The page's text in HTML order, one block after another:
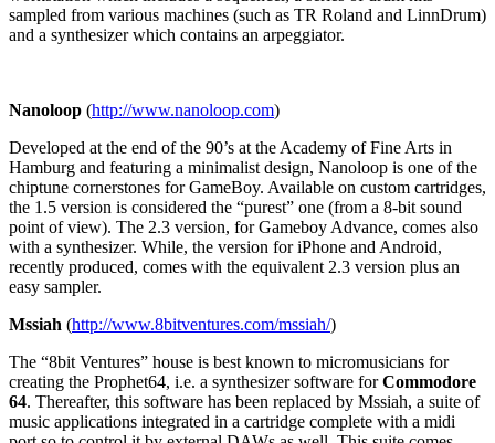
sampled from various machines (such as TR Roland and LinnDrum)
and a synthesizer which contains an arpeggiator.
Nanoloop (http://www.nanoloop.com)
Developed at the end of the 90’s at the Academy of Fine Arts in
Hamburg and featuring a minimalist design, Nanoloop is one of the
chiptune cornerstones for GameBoy. Available on custom cartridges,
the 1.5 version is considered the “purest” one (from a 8-bit sound
point of view). The 2.3 version, for Gameboy Advance, comes also
with a synthesizer. While, the version for iPhone and Android,
recently produced, comes with the equivalent 2.3 version plus an
easy sampler.
Mssiah (http://www.8bitventures.com/mssiah/)
The “8bit Ventures” house is best known to micromusicians for
creating the Prophet64, i.e. a synthesizer software forCommodore
64. Thereafter, this software has been replaced by Mssiah, a suite of
music applications integrated in a cartridge complete with a midi